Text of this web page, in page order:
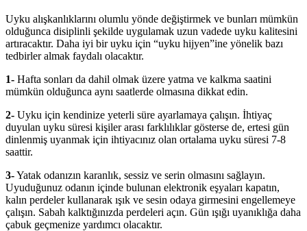
Uyku alışkanlıklarını olumlu yönde değiştirmek ve bunları mümkün
olduğunca disiplinli şekilde uygulamak uzun vadede uyku kalitesini
artıracaktır. Daha iyi bir uyku için “uyku hijyen”ine yönelik bazı
tedbirler almak faydalı olacaktır.
1- Hafta sonları da dahil olmak üzere yatma ve kalkma saatini
mümkün olduğunca aynı saatlerde olmasına dikkat edin.
2- Uyku için kendinize yeterli süre ayarlamaya çalışın. İhtiyaç
duyulan uyku süresi kişiler arası farklılıklar gösterse de, ertesi gün
dinlenmiş uyanmak için ihtiyacınız olan ortalama uyku süresi 7-8
saattir.
3-Yatak odanızın karanlık, sessiz ve serin olmasını sağlayın.
Uyuduğunuz odanın içinde bulunan elektronik eşyaları kapatın,
kalın perdeler kullanarak ışık ve sesin odaya girmesini engellemeye
çalışın. Sabah kalktığınızda perdeleri açın. Gün ışığı uyanıklığa daha
çabuk geçmenize yardımcı olacaktır.